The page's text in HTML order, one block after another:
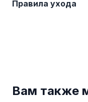
Правила ухода
Вам также